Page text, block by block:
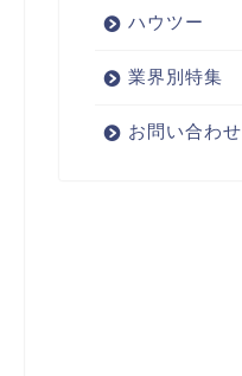
ハウツー
業界別特集
お問い合わせ